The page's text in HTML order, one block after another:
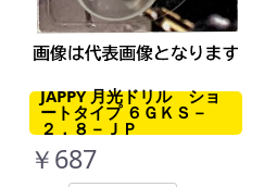
JAPPY 月光ドリル ショ
ートタイプ ６ＧＫＳ－
２．８－ＪＰ
￥687